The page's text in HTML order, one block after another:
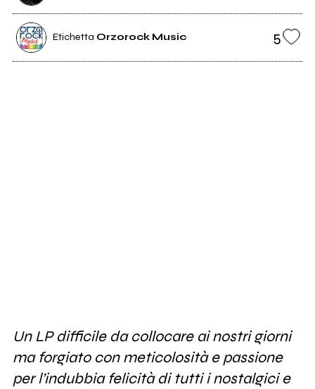
Etichetta Orzorock Music 5
Un LP difficile da collocare ai nostri giorni
ma forgiato con meticolosità e passione
per l’indubbia felicità di tutti i nostalgici e